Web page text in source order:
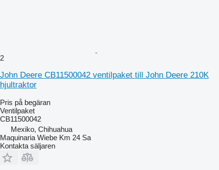
2
John Deere CB11500042 ventilpaket till John Deere 210K
hjultraktor
Pris på begäran
Ventilpaket
CB11500042
Mexiko, Chihuahua
Maquinaria Wiebe Km 24 Sa
Kontakta säljaren